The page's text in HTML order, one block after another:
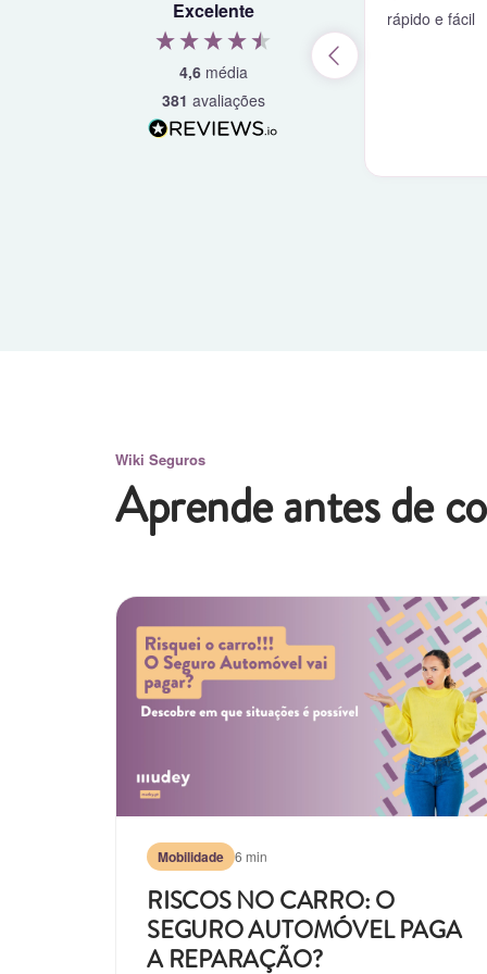
Excelente
4,6 média
381 avaliações
2 dias atrás
rápido e fácil
Wiki Seguros
Aprende antes de
Mobilidade 6 min
RISCOS NO CARRO: O
SEGURO AUTOMÓVEL PAGA
A REPARAÇÃO?